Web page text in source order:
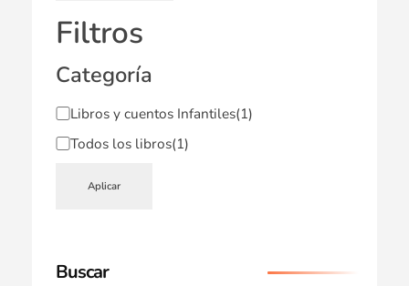
Filtros
Categoría
Libros y cuentos Infantiles(1)
Todos los libros(1)
Aplicar
Buscar